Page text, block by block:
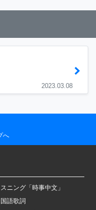
2023.03.08
へ
スニング「時事中文」
語歌詞